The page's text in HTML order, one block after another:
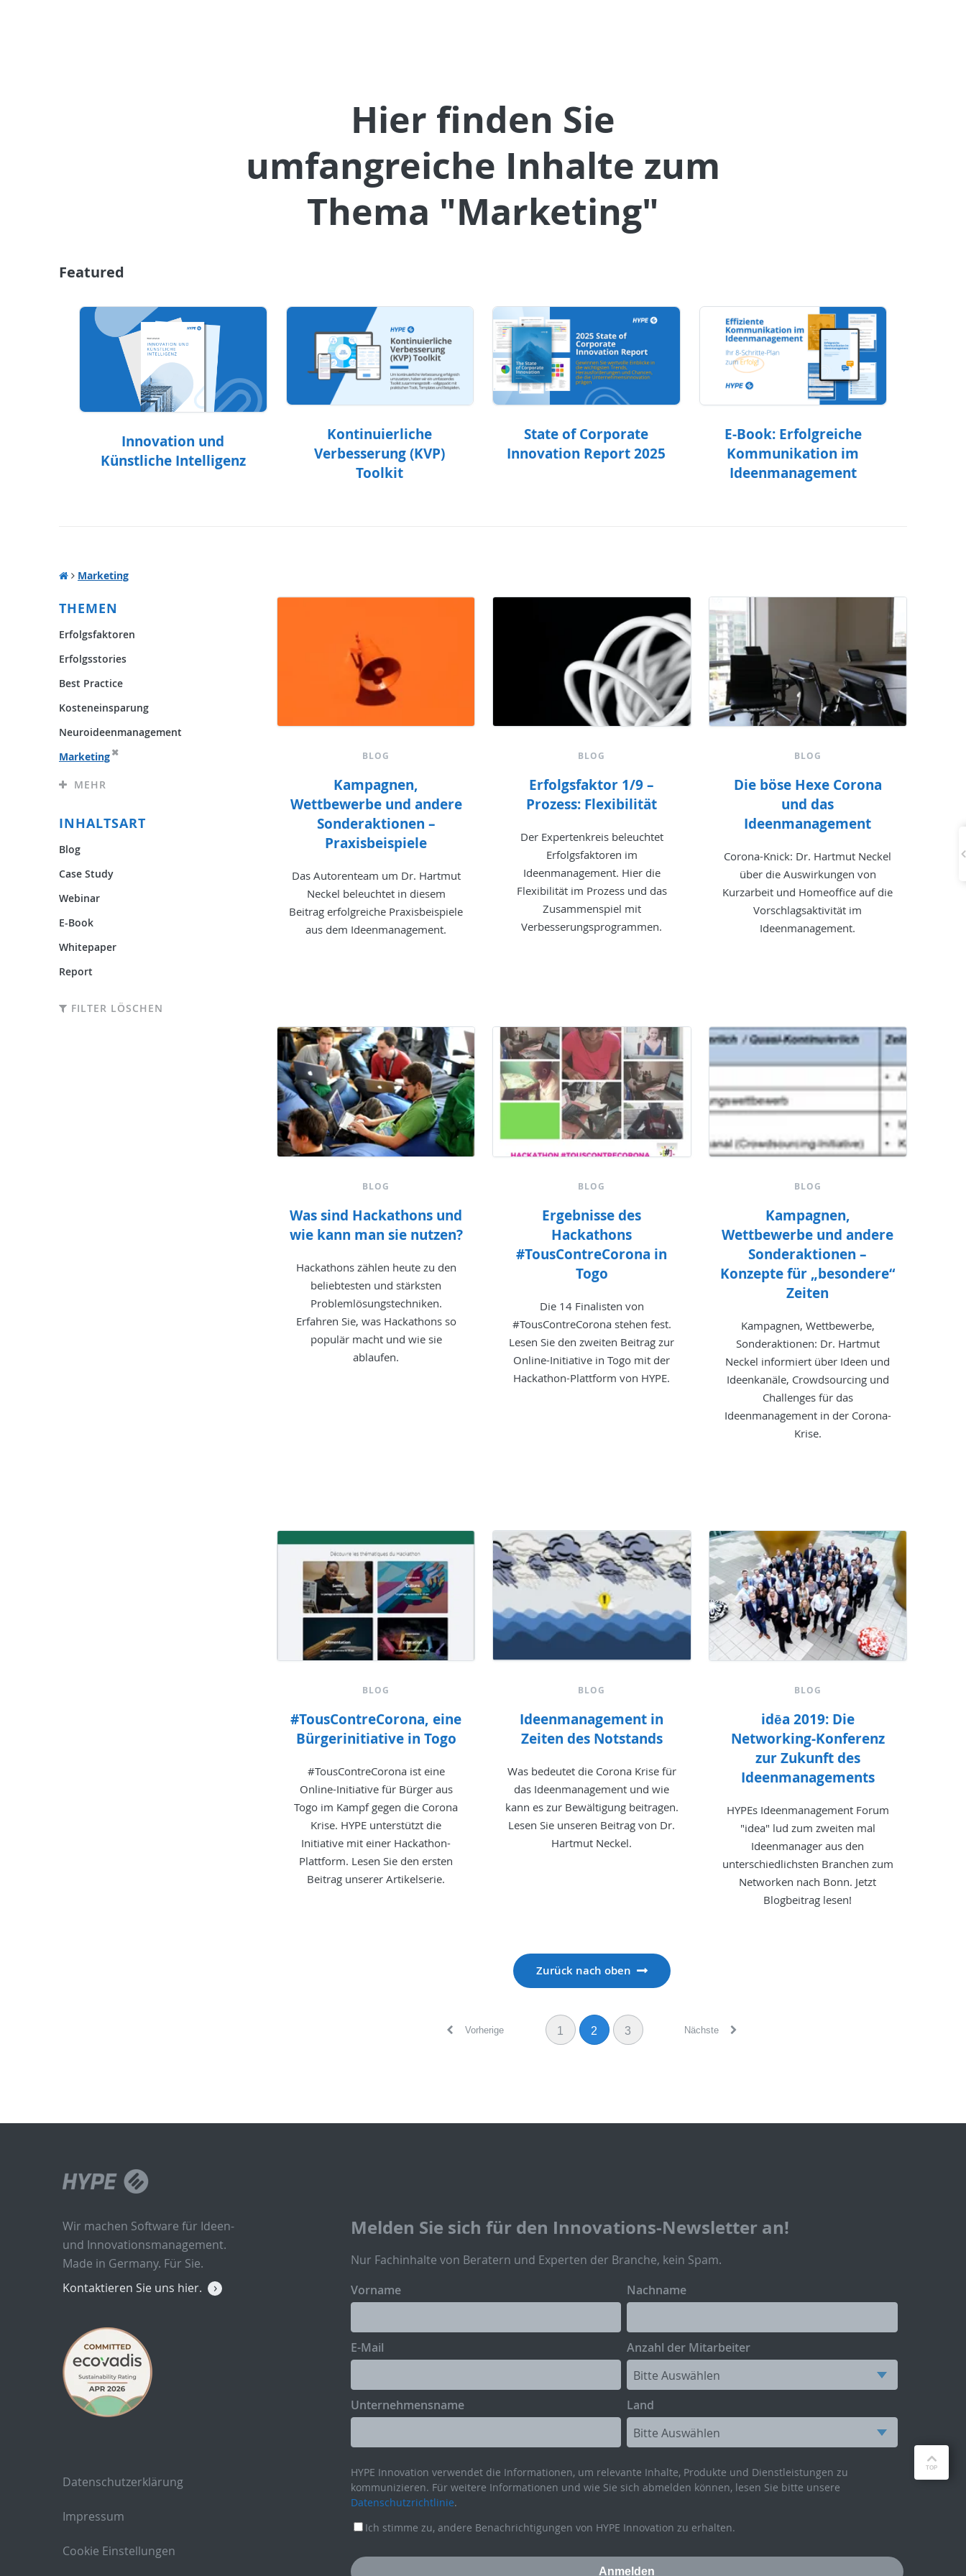
Hier finden Sie
umfangreiche Inhalte zum
Thema "Marketing"
Featured
Innovation und
Künstliche Intelligenz
Kontinuierliche
Verbesserung (KVP)
Toolkit
State of Corporate
Innovation Report 2025
E-Book: Erfolgreiche
Kommunikation im
Ideenmanagement
Marketing
THEMEN
Erfolgsfaktoren
Erfolgsstories
Best Practice
Kosteneinsparung
Neuroideenmanagement
Marketing
MEHR
INHALTSART
Blog
Case Study
Webinar
E-Book
Whitepaper
Report
FILTER LÖSCHEN
BLOG
Kampagnen,
Wettbewerbe und andere
Sonderaktionen –
Praxisbeispiele
Das Autorenteam um Dr. Hartmut
Neckel beleuchtet in diesem
Beitrag erfolgreiche Praxisbeispiele
aus dem Ideenmanagement.
BLOG
Erfolgsfaktor 1/9 –
Prozess: Flexibilität
Der Expertenkreis beleuchtet
Erfolgsfaktoren im
Ideenmanagement. Hier die
Flexibilität im Prozess und das
Zusammenspiel mit
Verbesserungsprogrammen.
BLOG
Die böse Hexe Corona
und das
Ideenmanagement
Corona-Knick: Dr. Hartmut Neckel
über die Auswirkungen von
Kurzarbeit und Homeoffice auf die
Vorschlagsaktivität im
Ideenmanagement.
BLOG
Was sind Hackathons und
wie kann man sie nutzen?
Hackathons zählen heute zu den
beliebtesten und stärksten
Problemlösungstechniken.
Erfahren Sie, was Hackathons so
populär macht und wie sie
ablaufen.
BLOG
Ergebnisse des
Hackathons
#TousContreCorona in
Togo
Die 14 Finalisten von
#TousContreCorona stehen fest.
Lesen Sie den zweiten Beitrag zur
Online-Initiative in Togo mit der
Hackathon-Plattform von HYPE.
BLOG
Kampagnen,
Wettbewerbe und andere
Sonderaktionen –
Konzepte für „besondere“
Zeiten
Kampagnen, Wettbewerbe,
Sonderaktionen: Dr. Hartmut
Neckel informiert über Ideen und
Ideenkanäle, Crowdsourcing und
Challenges für das
Ideenmanagement in der Corona-
Krise.
BLOG
#TousContreCorona, eine
Bürgerinitiative in Togo
#TousContreCorona ist eine
Online-Initiative für Bürger aus
Togo im Kampf gegen die Corona
Krise. HYPE unterstützt die
Initiative mit einer Hackathon-
Plattform. Lesen Sie den ersten
Beitrag unserer Artikelserie.
BLOG
Ideenmanagement in
Zeiten des Notstands
Was bedeutet die Corona Krise für
das Ideenmanagement und wie
kann es zur Bewältigung beitragen.
Lesen Sie unseren Beitrag von Dr.
Hartmut Neckel.
BLOG
idēa 2019: Die
Networking-Konferenz
zur Zukunft des
Ideenmanagements
HYPEs Ideenmanagement Forum
"idea" lud zum zweiten mal
Ideenmanager aus den
unterschiedlichsten Branchen zum
Networken nach Bonn. Jetzt
Blogbeitrag lesen!
Zurück nach oben
Vorherige 1 2 3 Nächste
Wir machen Software für Ideen-
und Innovationsmanagement.
Made in Germany. Für Sie.
Kontaktieren Sie uns hier.
Datenschutzerklärung
Impressum
Cookie Einstellungen
Melden Sie sich für den Innovations-Newsletter an!
Nur Fachinhalte von Beratern und Experten der Branche, kein Spam.
Vorname
Nachname
E-Mail Anzahl der Mitarbeiter
Unternehmensname Land
HYPE Innovation verwendet die Informationen, um relevante Inhalte, Produkte und Dienstleistungen zu
kommunizieren. Für weitere Informationen und wie Sie sich abmelden können, lesen Sie bitte unsere
Datenschutzrichtlinie.
Ich stimme zu, andere Benachrichtigungen von HYPE Innovation zu erhalten.